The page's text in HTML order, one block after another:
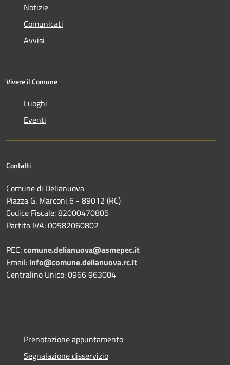
Notizie
Comunicati
Avvisi
Vivere il Comune
Luoghi
Eventi
Contatti
Comune di Delianuova
Piazza G. Marconi,6 - 89012 (RC)
Codice Fiscale: 82000470805
Partita IVA: 00582060802
PEC:comune.delianuova@asmepec.it
Email: info@comune.delianuova.rc.it
Centralino Unico: 0966 963004
Prenotazione appuntamento
Segnalazione disservizio